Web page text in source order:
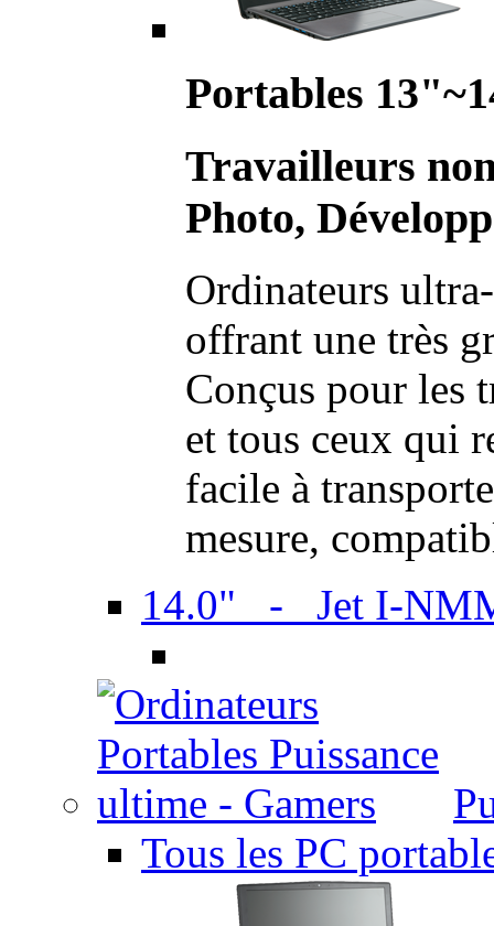
Portables
Travailleurs
Photo,
Ordinateurs
offrant une très
Conçus pour les
et tous ceux qui
facile à
mesure,
14.0" - Jet I-
Tous les PC